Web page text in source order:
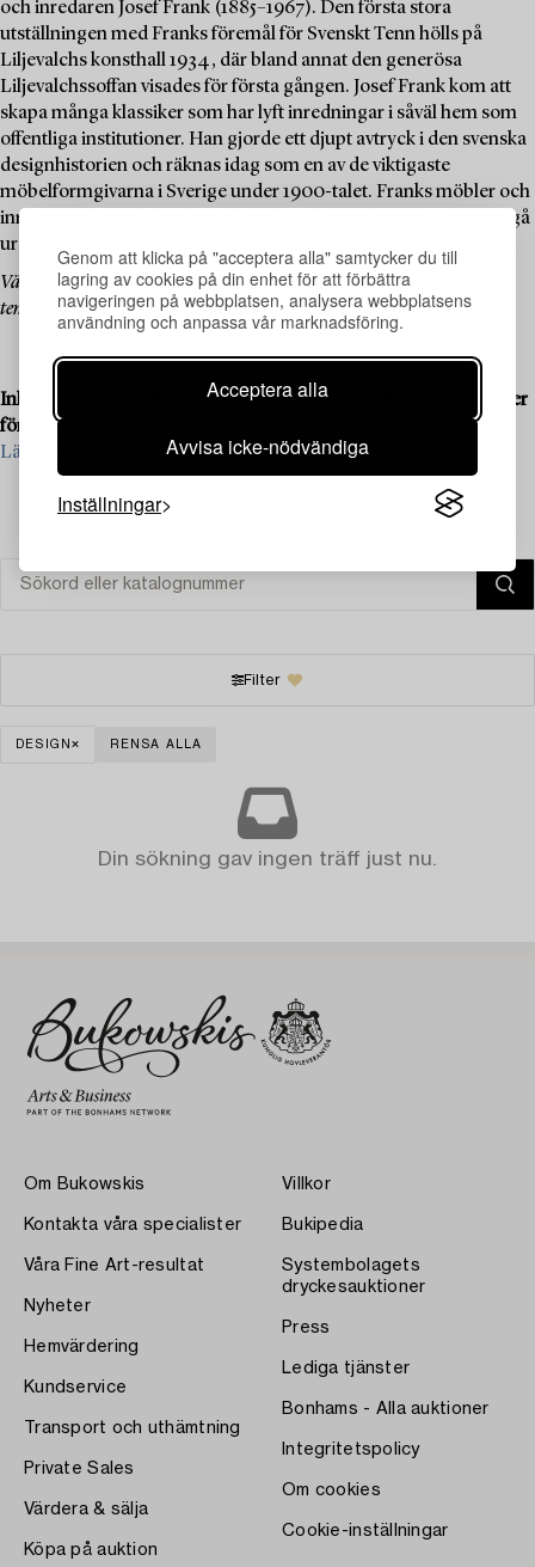
Genom att klicka på "acceptera alla" samtycker du till
lagring av cookies på din enhet för att förbättra
navigeringen på webbplatsen, analysera webbplatsens
användning och anpassa vår marknadsföring.
Acceptera alla
Avvisa icke-nödvändiga
Inställningar
och inredaren Josef Frank (1885–1967). Den första stora
utställningen med Franks föremål för Svenskt Tenn hölls på
Liljevalchs konsthall 1934, där bland annat den generösa
Liljevalchssoffan visades för första gången. Josef Frank kom att
skapa många klassiker som har lyft inredningar i såväl hem som
offentliga institutioner. Han gjorde ett djupt avtryck i den svenska
designhistorien och räknas idag som en av de viktigaste
möbelformgivarna i Sverige under 1900-talet. Franks möbler och
inredningsföremål har med tiden blivit ikoner som aldrig tycks gå
ur tiden.
Välkommen att utforska och bjuda på designklassikerna i denna
temaauktion!
Inlämning pågår till våra kommande kvalitetsauktioner – Vi söker
föremål från Firma Svenskt Tenn.
Läs mer och kontakta oss för värdering >
Filter
DESIGN RENSA ALLA
Din sökning gav ingen träff just nu.
Om Bukowskis
Kontakta våra specialister
Våra Fine Art-resultat
Nyheter
Hemvärdering
Kundservice
Transport och uthämtning
Private Sales
Värdera & sälja
Köpa på auktion
Villkor
Bukipedia
Systembolagets
dryckesauktioner
Press
Lediga tjänster
Bonhams - Alla auktioner
Integritetspolicy
Om cookies
Cookie-inställningar